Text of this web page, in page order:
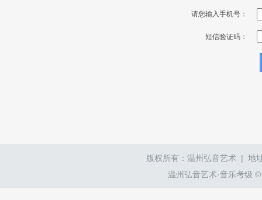
请您输入手机号：
短信验证码：
版权所有：温州弘音艺术 | 地
温州弘音艺术·音乐考级